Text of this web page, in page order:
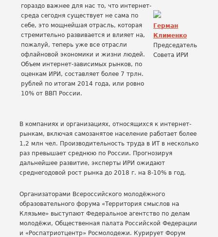
гораздо важнее для нас то, что интернет-
среда сегодня существует не сама по
себе, это мощнейшая отрасль, которая
стремительно развивается и влияет на,
пожалуй, теперь уже все отрасли
офлайновой экономики и жизни людей.
Объем интернет-зависимых рынков, по
оценкам ИРИ, составляет более 7 трлн.
рублей по итогам 2014 года, или ровно
10% от ВВП России.
Герман
Клименко
Председатель
Совета ИРИ
В компаниях и организациях, относящихся к интернет-
рынкам, включая самозанятое население работает более
1,2 млн чел. Производительность труда в ИТ в несколько
раз превышает среднюю по России. Прогнозируя
дальнейшее развитие, эксперты ИРИ ожидают
среднегодовой рост рынка до 2018 г. на 8-10% в год.
Организаторами Всероссийского молодёжного
образовательного форума «Территория смыслов на
Клязьме» выступают Федеральное агентство по делам
молодёжи, Общественная палата Российской Федерации
и «Роспатриотцентр» Росмолодежи. Курирует Форум